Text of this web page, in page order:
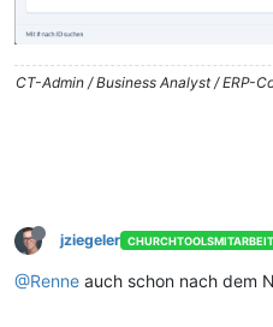
CT-Admin / Business Analyst / ERP-
jziegeler
@Renne auch schon nach dem